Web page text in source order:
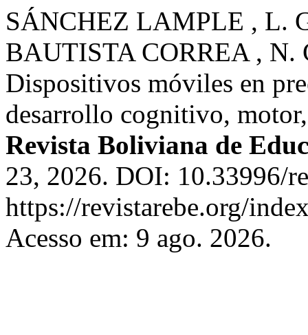
SÁNCHEZ LAMPLE , L.
BAUTISTA CORREA , N.
Dispositivos móviles en
desarrollo cognitivo,
Revista Boliviana de
23, 2026. DOI: 10.33996/
https://revistarebe.org/
Acesso em: 9 ago. 2026.